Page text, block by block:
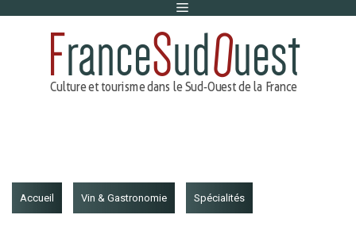
Menu
Accueil Vin & Gastronomie Spécialités